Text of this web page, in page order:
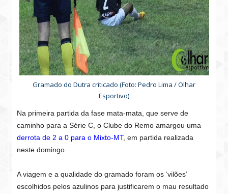
Gramado do Dutra criticado (Foto: Pedro Lima / Olhar
Esportivo)
Na primeira partida da fase mata-mata, que serve de
caminho para a Série C, o Clube do Remo amargou uma
derrota de 2 a 0 para o Mixto-MT, em partida realizada
neste domingo.
A viagem e a qualidade do gramado foram os ‘vilões’
escolhidos pelos azulinos para justificarem o mau resultado